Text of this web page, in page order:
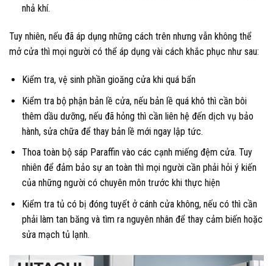
nhả khí.
Tuy nhiên, nếu đã áp dụng những cách trên nhưng vẫn không thể
mở cửa thì mọi người có thể áp dụng vài cách khắc phục như sau:
Kiểm tra, vệ sinh phần gioăng cửa khi quá bẩn
Kiểm tra bộ phận bản lề cửa, nếu bản lề quá khô thì cần bôi
thêm dầu dưỡng, nếu đã hỏng thì cần liên hệ đến dịch vụ bảo
hành, sửa chữa để thay bản lề mới ngay lập tức.
Thoa toàn bộ sáp Paraffin vào các cạnh miếng đệm cửa. Tuy
nhiên để đảm bảo sự an toàn thì mọi người cần phải hỏi ý kiến
của những người có chuyên môn trước khi thực hiện
Kiểm tra tủ có bị đóng tuyết ở cánh cửa không, nếu có thì cần
phải làm tan băng và tìm ra nguyên nhân để thay cảm biến hoặc
sửa mạch tủ lạnh.